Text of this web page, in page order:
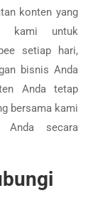
konten yang
kami untuk
setiap hari,
bisnis Anda
Anda tetap
bersama kami
Anda secara